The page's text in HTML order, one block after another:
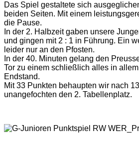
Das Spiel gestaltete sich
beiden Seiten. Mit einem
die Pause.
In der 2. Halbzeit gaben unsere
und gingen mit 2 : 1 in Führung. Ein
leider nur an den Pfosten.
In der 40. Minuten gelang den
Tor zu einem schließlich alles in
Endstand.
Mit 33 Punkten behaupten wir nach
unangefochten den 2. Tabellenplatz.